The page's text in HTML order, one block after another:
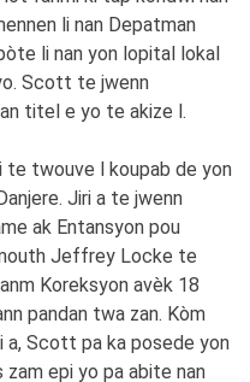
li nan Depatman
li nan yon lopital lokal
Scott te jwenn
titel e yo te akize l.
te twouve l koupab de yon
Jiri a te jwenn
ak Entansyon pou
Jeffrey Locke te
Koreksyon avèk 18
pandan twa zan. Kòm
a, Scott pa ka posede yon
zam epi yo pa abite nan